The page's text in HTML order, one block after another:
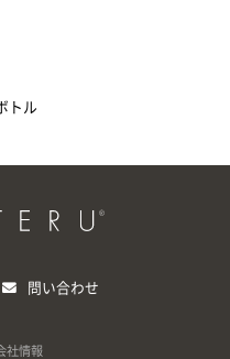
トル
問い合わせ
社情報